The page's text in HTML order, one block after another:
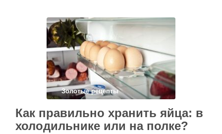
Золотые рецепты
Как правильно хранить яйца: в
холодильнике или на полке?